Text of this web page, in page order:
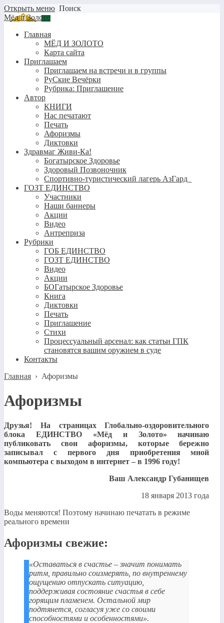
Открыть меню Поиск
Мёд и Золото
Главная
МЁД И ЗОЛОТО
Карта сайта
Приглашаем
Приглашаем на встречи и в группы
РуСкие Вечёрки
Рубрика: Приглашение
Автор
КНИГИ
Нас печатают
Печать
Афоризмы
Диктовки
Здравмаг Живи-Ка!
Богатырское Здоровье
Здоровый Позвоночник
Спортивно-туристический лагерь АзГард
ГОЗТ ЕДИНСТВО
Участники
Наши баннеры
Акции
Видео
Антреприза
Рубрики
ГОБ ЕДИНСТВО
ГОЗТ ЕДИНСТВО
Видео
Акции
БОГатырское Здоровье
Книга
Диктовки
Печать
Приглашение
Стихи
Процессуальный арсенал: как статьи ГПК
становятся вашим оружием в суде
Контакты
Главная › Афоризмы
Афоризмы
Друзья! На страницах Глобально-оздоровительного
блока ЕДИНСТВО «Мёд и Золото» начинаю
публиковать свои афоризмы, которые бережно
записывал с первого дня приобретения мной
компьютера с выходом в интернет – в 1996 году!
Ваш Александр Губанищев
18 января 2013 года
Воды меняются! Поэтому начинаю печатать в режиме
реального времени
Афоризмы свежие:
«Оставаться в счастье – значит понимать
ритм, правильно соизмерять, по внутреннему
ощущению отпускать ситуацию,
поддерживая состояние счастья в себе
горящим пламенем. Остальной мир
подтянется, согласуя уже со своими
способностями и особенностями».